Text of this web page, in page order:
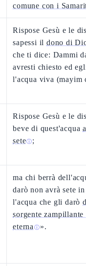
comune con i
Rispose Gesù e le
sapessi ildono di
che ti dice: Dammi
avresti chiesto ed
l'acqua viva (mayim
Rispose Gesù e le
beve di quest'acqua
seteⓘ;
ma chi berrà
darò non avrà sete
l'acqua che gli darò
sorgente zampillante
eterna ⓘ».